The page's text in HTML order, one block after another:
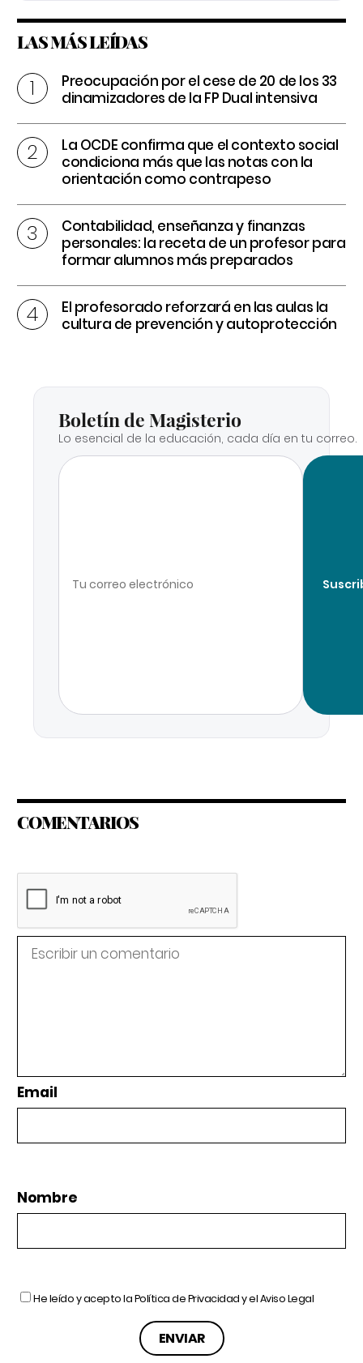
LAS MÁS LEÍDAS
Preocupación por el cese de 20 de los 33
dinamizadores de la FP Dual intensiva
La OCDE confirma que el contexto social
condiciona más que las notas con la
orientación como contrapeso
Contabilidad, enseñanza y finanzas
personales: la receta de un profesor para
formar alumnos más preparados
El profesorado reforzará en las aulas la
cultura de prevención y autoprotección
Boletín de Magisterio
Lo esencial de la educación, cada día en tu correo.
COMENTARIOS
Email
Nombre
He leído y acepto laPolítica de Privacidady elAviso Legal